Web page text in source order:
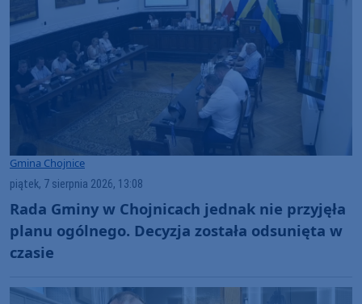
Gmina Chojnice
piątek, 7 sierpnia 2026, 13:08
Rada Gminy w Chojnicach jednak nie przyjęła
planu ogólnego. Decyzja została odsunięta w
czasie